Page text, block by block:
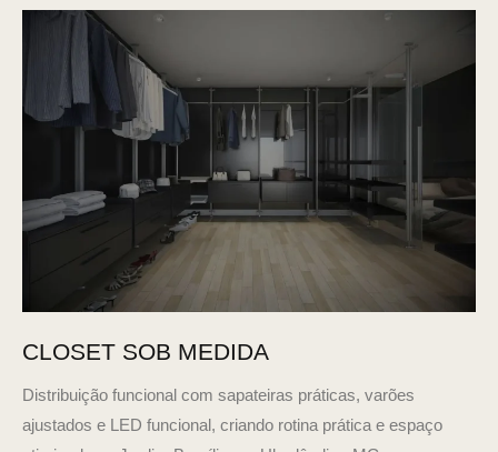
CLOSET SOB MEDIDA
Distribuição funcional com sapateiras práticas, varões
ajustados e LED funcional, criando rotina prática e espaço